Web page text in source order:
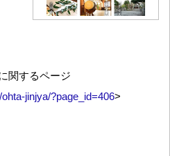
関するページ
jinjya/?page_id=406>